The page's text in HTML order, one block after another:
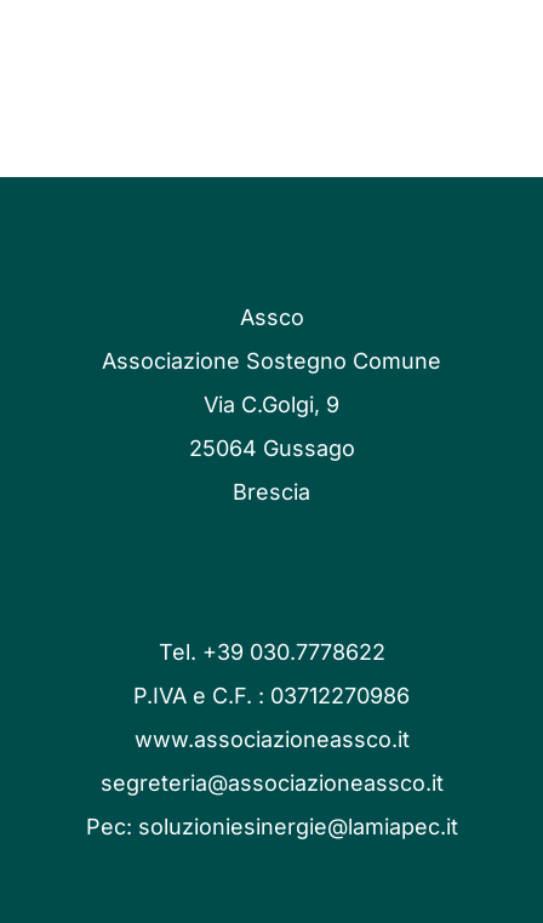
Assco
Associazione Sostegno Comune
Via C.Golgi, 9
25064 Gussago
Brescia
Tel. +39 030.7778622
P.IVA e C.F. : 03712270986
www.associazioneassco.it
segreteria@associazioneassco.it
Pec: soluzioniesinergie@lamiapec.it